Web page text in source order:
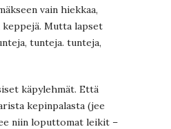
vain hiekkaa,
Mutta lapset
tunteja. tunteja,
käpylehmät. Että
kepinpalasta (jee
niin loputtomat leikit –